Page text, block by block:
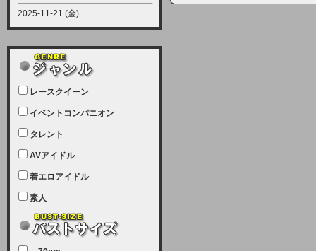
2025-11-21 (金)
【サーバーメンテナンス実施につい
12月21日（日曜日）午前9：00か
ら午前11：00（予定）でサーバー
メンテナンスを実施します。ユーザ
ー様にはご迷惑をおかけしますがご
理解いただけます様、宜しくお願い
致します。
2025-07-05 (土)
【サーバーメンテナンス完了のお知
本日、サーバーメンテナンスのため
ユーザー様には大変ご迷惑をおかけ
しました。無事、メンテナンスが完
レースクイーン
イベントコンパニオン
タレント
AVアイドル
着エロアイドル
素人